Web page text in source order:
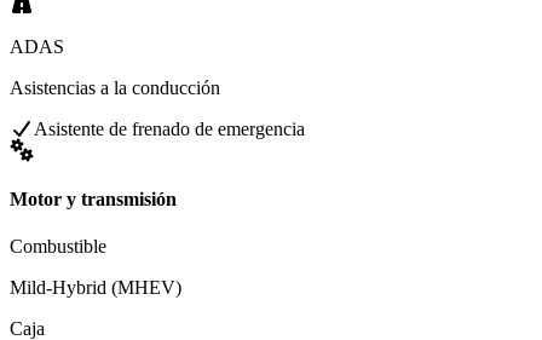
ADAS
Asistencias a la conducción
Asistente de frenado de emergencia
Motor y transmisión
Combustible
Mild-Hybrid (MHEV)
Caja